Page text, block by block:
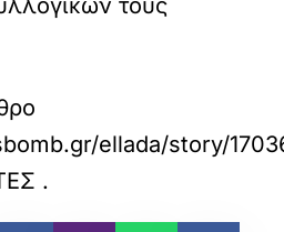
τους
ellada/story/
.